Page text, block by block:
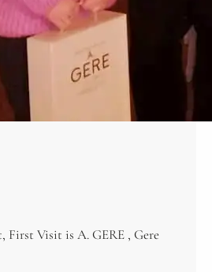
First Visit is A. GERE , Gere